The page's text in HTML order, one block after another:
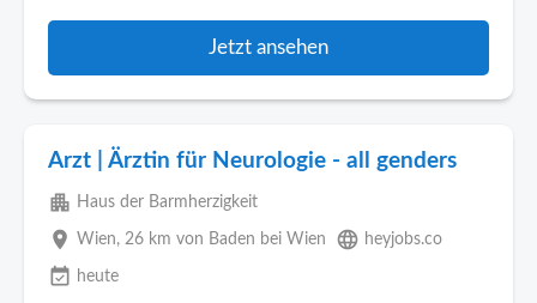
Jetzt ansehen
Arzt | Ärztin für Neurologie - all genders
apartment Haus der Barmherzigkeit
place Wien, 26 km von Baden bei Wien language heyjobs.co
event_available heute